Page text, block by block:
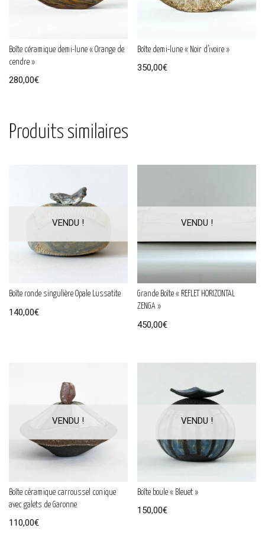
Boîte céramique demi-lune « Orange de
cendre »
280,00€
Boîte demi-lune « Noir d’ivoire »
350,00€
Produits similaires
Boîte ronde singulière Opale Lussatite
140,00€
Grande Boîte « REFLET HORIZONTAL
ZENGA »
450,00€
Boîte céramique carroussel conique
avec galets de Garonne
110,00€
Boîte boule « Bleuet »
150,00€